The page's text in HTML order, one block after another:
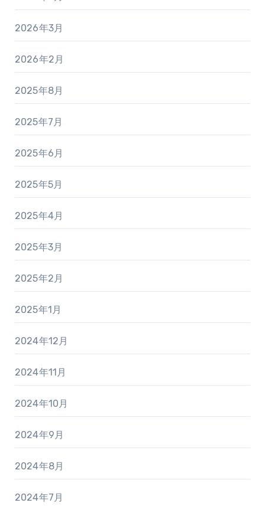
2026年3月
2026年2月
2025年8月
2025年7月
2025年6月
2025年5月
2025年4月
2025年3月
2025年2月
2025年1月
2024年12月
2024年11月
2024年10月
2024年9月
2024年8月
2024年7月